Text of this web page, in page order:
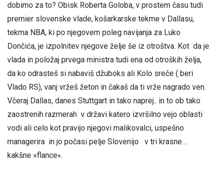
dobimo za to? Obisk Roberta Goloba, v prostem času tudi
premier slovenske vlade, košarkarske tekme v Dallasu,
tekma NBA, ki po njegovem poleg navijanja za Luko
Dončića, je izpolnitev njegove želje še iz otroštva. Kot da je
vlada in položaj prvega ministra tudi ena od otroških želja,
da ko odrasteš si nabaviš džuboks ali Kolo sreče ( beri
Vlado RS), vanj vržeš žeton in čakaš da ti vrže nagrado ven.
Včeraj Dallas, danes Stuttgart in tako naprej.. in to ob tako
zaostrenih razmerah v državi katero izvršilno vejo oblasti
vodi ali celo kot pravijo njegovi malikovalci, uspešno
managerira in jo počasi pelje Slovenijo v tri krasne…
kakšne »flance«.